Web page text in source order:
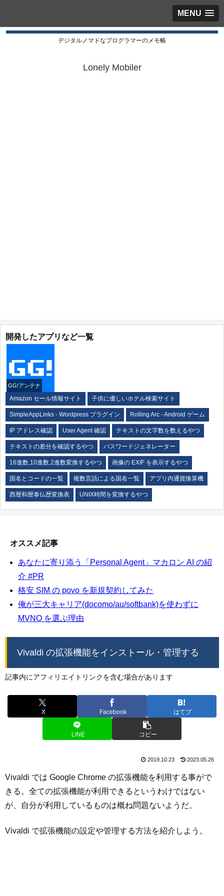
MENU
デジタルノマドなプログラマーのメモ帳
Lonely Mobiler
開発したアプリなど一覧
GG!アンテナ
Amazon セール情報サイト 子供に優しいホテル検索サイト
SimpleAppLinks - Wordpress プラグイン Rolling Arc - Android ゲーム
IP アドレス確認 User Agent 確認 テキストの文字数を数えるやつ
テキストの差分を確認するやつ パスワードジェネレーター
16進数,10進数,2進数変換するやつ 画像の EXIF を表示するやつ
国名とコードの一覧 複数言語による国名一覧 アプリ内通貨換算機
西暦和暦泰仏歴変換表 UNIX時間を変換するやつ
オススメ記事
あなたに寄り添う「Personal Agent」マカロン AI の紹
介 #PR
格安 SIM の povo を新規契約してみた
俺が三大キャリア(docomo/au/softbank)を使わずに
MVNO を選ぶ理由
Vivaldi の拡張機能をインストール・管理する
記事内にアフィリエイトリンクを含む場合があります
X Facebook はてブ
LINE コピー
2019.10.23 2023.05.26
Vivaldi では Google Chrome の拡張機能を利用する事がで
きる。全ての拡張機能が利用できるというわけではない
が、自分が利用しているものは概ね問題ないようだ。
Vivaldi で拡張機能の設定や管理する方法を紹介しよう。